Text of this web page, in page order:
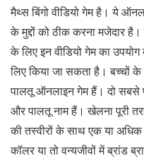
मैथ्स बिंगो वीडियो गेम है। ये
के मुद्दों को ठीक करना मजेदार
के लिए इन वीडियो गेम का
लिए किया जा सकता है। बच्चों के
पालतू ऑनलाइन गेम हैं। दो सबसे
और पालतू नाम हैं। खेलना पूरी
की तस्वीरों के साथ एक या अधिक
कॉलर या तो वन्यजीवों में ब्रांड